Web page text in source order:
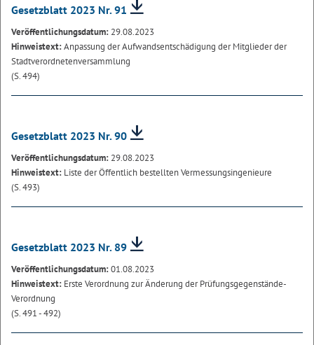
Gesetzblatt 2023 Nr. 91
Veröffentlichungsdatum: 29.08.2023
Hinweistext:Anpassung der Aufwandsentschädigung der Mitglieder der
Stadtverordnetenversammlung
(S. 494)
Gesetzblatt 2023 Nr. 90
Veröffentlichungsdatum: 29.08.2023
Hinweistext: Liste der Öffentlich bestellten Vermessungsingenieure
(S. 493)
Gesetzblatt 2023 Nr. 89
Veröffentlichungsdatum:01.08.2023
Hinweistext: Erste Verordnung zur Änderung der Prüfungsgegenstände-
Verordnung
(S. 491 - 492)